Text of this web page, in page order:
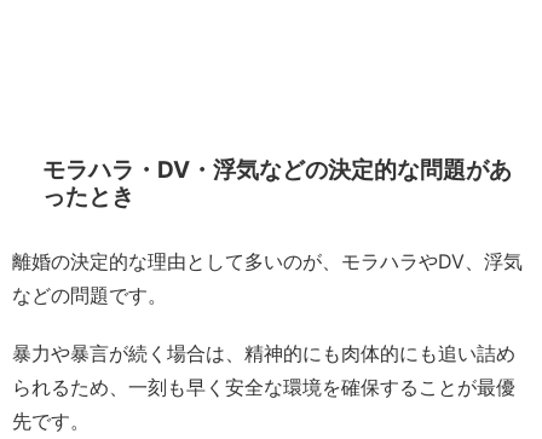
モラハラ・DV・浮気などの決定的な問題があ
ったとき
離婚の決定的な理由として多いのが、モラハラやDV、浮気
などの問題です。
暴力や暴言が続く場合は、精神的にも肉体的にも追い詰め
られるため、一刻も早く安全な環境を確保することが最優
先です。